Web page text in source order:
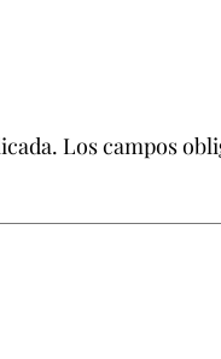
Los campos